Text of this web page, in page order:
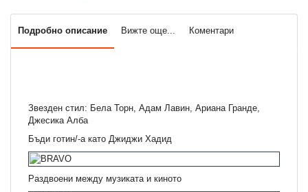
Подробно описание Вижте още... Коментари
Звезден стил: Бела Торн, Адам Лавин, Ариана Гранде,
Джесика Алба
Бъди готин/-а като Джиджи Хадид
Раздвоени между музиката и киното